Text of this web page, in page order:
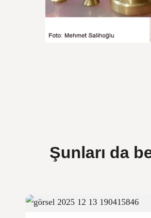
Şunları da